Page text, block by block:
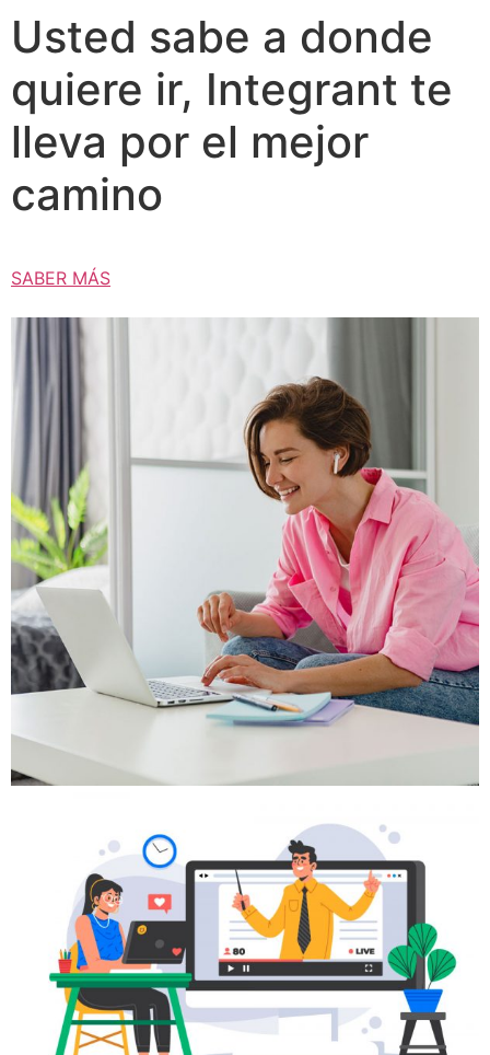
Usted sabe a donde
quiere ir, Integrant te
lleva por el mejor
camino
SABER MÁS